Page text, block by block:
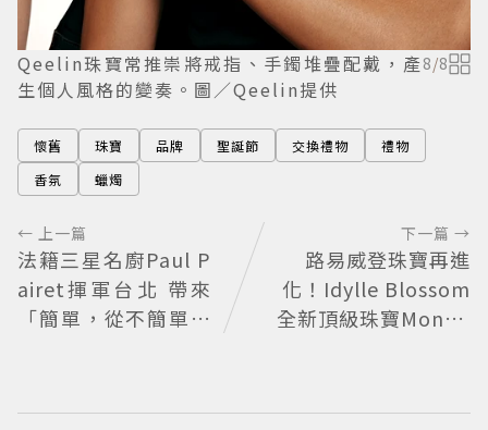
Qeelin珠寶常推崇將戒指、手鐲堆疊配戴，產
生個人風格的變奏。圖／Qeelin提供
8/8
懷舊 珠寶 品牌 聖誕節 交換禮物
禮物
香氛
蠟燭
← 上一篇
法籍三星名廚Paul P
airet揮軍台北 帶來
「簡單，從不簡單」
下一篇 →
路易威登珠寶再進
化！Idylle Blossom
全新頂級珠寶Monog